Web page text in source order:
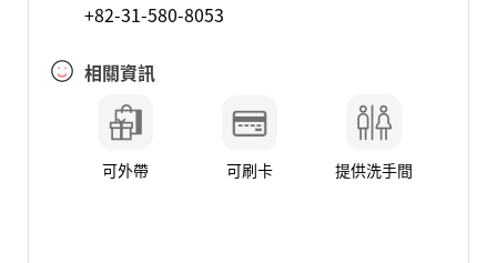
+82-31-580-8053
相關資訊
可外帶 可刷卡 提供洗手間